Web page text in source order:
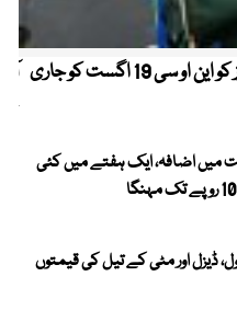
کیریبین پریمیئر لیگ ، قومی کرکٹرز کو این او سی 19 اگست کو جاری
میں اضافہ، ایک ہفتے میں کئی
ڈیزل اور مٹی کے تیل کی قیمتوں